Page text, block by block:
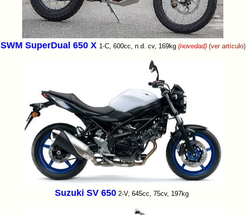
SWM SuperDual 650 X 1-C, 600cc, n.d. cv, 169kg (novedad) (ver artículo)
Suzuki SV 650 2-V, 645cc, 75cv, 197kg